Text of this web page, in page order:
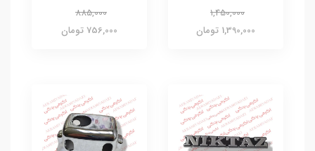
1,450,000
1,390,000 تومان
885,000
756,000 تومان